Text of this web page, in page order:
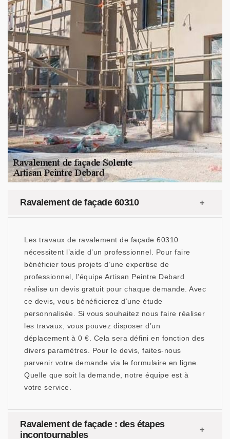
Ravalement de façade 60310
Les travaux de ravalement de façade 60310
nécessitent l’aide d’un professionnel. Pour faire
bénéficier tous projets d’une expertise de
professionnel, l’équipe Artisan Peintre Debard
réalise un devis gratuit pour chaque demande. Avec
ce devis, vous bénéficierez d’une étude
personnalisée. Si vous souhaitez nous faire réaliser
les travaux, vous pouvez disposer d’un
déplacement à 0 €. Cela sera défini en fonction des
divers paramètres. Pour le devis, faites-nous
parvenir votre demande via le formulaire en ligne.
Quelle que soit la demande, notre équipe est à
votre service.
Ravalement de façade : des étapes
incontournables